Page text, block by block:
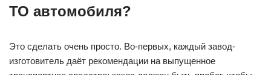
ТО автомобиля?
Это сделать очень просто. Во-первых, каждый завод-
изготовитель даёт рекомендации на выпущенное